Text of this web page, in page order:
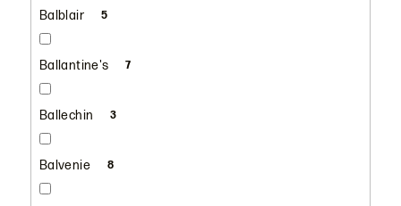
Balblair 5
Ballantine's 7
Ballechin 3
Balvenie 8